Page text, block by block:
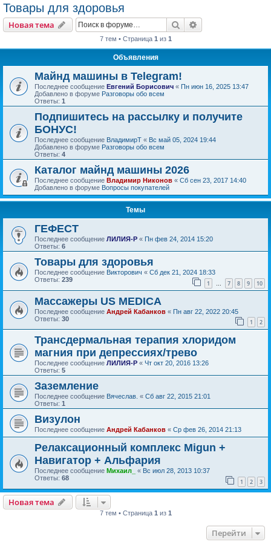
Товары для здоровья
Новая тема Поиск
7 тем • Страница 1 из 1
Объявления
Майнд машины в Telegram!
Последнее сообщение Евгений Борисович « Пн июн 16, 2025 13:47
Добавлено в форуме Разговоры обо всем
Ответы: 1
Подпишитесь на рассылку и получите
БОНУС!
Последнее сообщение ВладимирТ « Вс май 05, 2024 19:44
Добавлено в форуме Разговоры обо всем
Ответы: 4
Каталог майнд машины 2026
Последнее сообщение Владимир Никонов « Сб сен 23, 2017 14:40
Добавлено в форуме Вопросы покупателей
Темы
ГЕФЕСТ
Последнее сообщение ЛИЛИЯ-Р « Пн фев 24, 2014 15:20
Ответы: 6
Товары для здоровья
Последнее сообщение Викторович « Сб дек 21, 2024 18:33
Ответы: 239 1 … 7 8 9 10
Массажеры US MEDICA
Последнее сообщение Андрей Кабанков « Пн авг 22, 2022 20:45
Ответы: 30 1 2
Трансдермальная терапия хлоридом
магния при депрессиях/трево
Последнее сообщение ЛИЛИЯ-Р « Чт окт 20, 2016 13:26
Ответы: 5
Заземление
Последнее сообщение Вячеслав. « Сб авг 22, 2015 21:01
Ответы: 1
Визулон
Последнее сообщение Андрей Кабанков « Ср фев 26, 2014 21:13
Релаксационный комплекс Migun +
Навигатор + Альфария
Последнее сообщение Михаил_ « Вс июл 28, 2013 10:37
Ответы: 68 1 2 3
Новая тема
7 тем • Страница 1 из 1
Перейти